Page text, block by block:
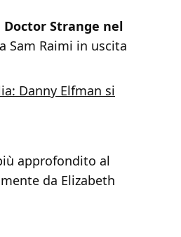
Doctor Strange nel
Sam Raimi in uscita
Danny Elfman si
approfondito al
da Elizabeth